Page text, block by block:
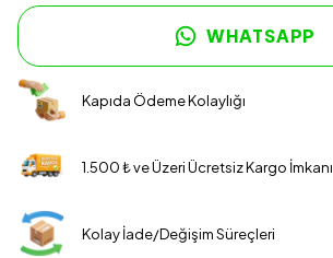
WHATSAPP
Kapıda Ödeme Kolaylığı
1.500 ₺ ve Üzeri Ücretsiz Kargo İmkanı
Kolay İade/Değişim Süreçleri